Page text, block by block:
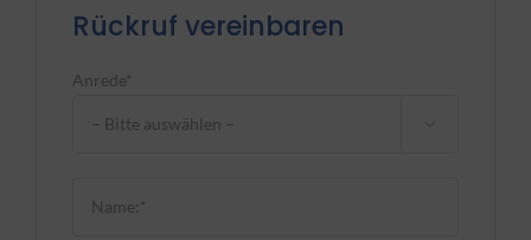
Rückruf vereinbaren
Anrede*